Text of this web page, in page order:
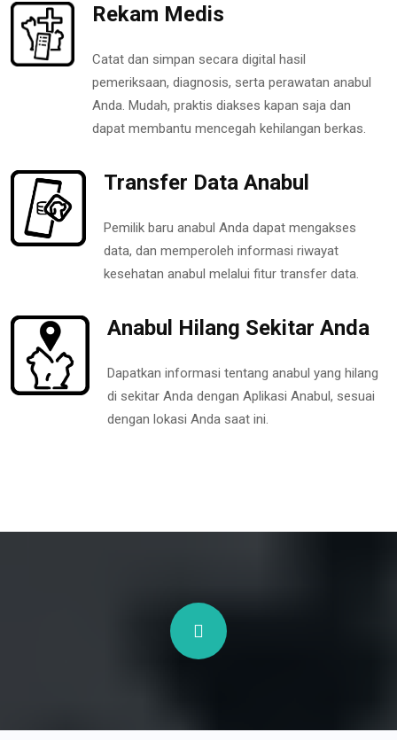
Rekam Medis
Catat dan simpan secara digital hasil
pemeriksaan, diagnosis, serta perawatan anabul
Anda. Mudah, praktis diakses kapan saja dan
dapat membantu mencegah kehilangan berkas.
Transfer Data Anabul
Pemilik baru anabul Anda dapat mengakses
data, dan memperoleh informasi riwayat
kesehatan anabul melalui fitur transfer data.
Anabul Hilang Sekitar Anda
Dapatkan informasi tentang anabul yang hilang
di sekitar Anda dengan Aplikasi Anabul, sesuai
dengan lokasi Anda saat ini.